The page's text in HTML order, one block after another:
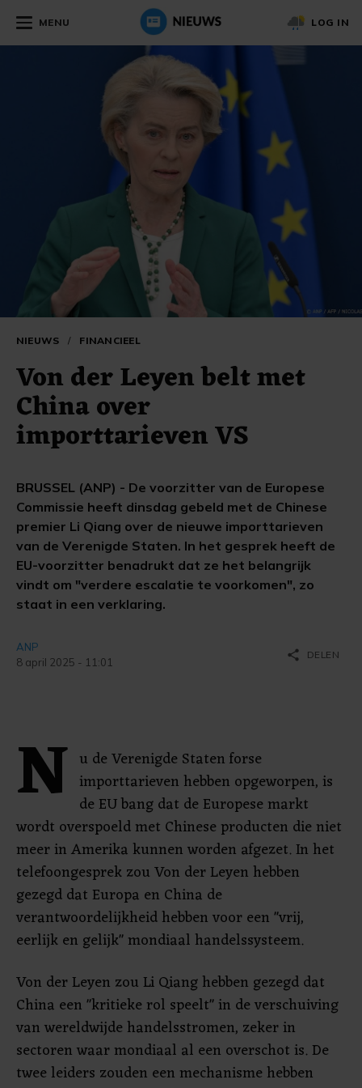
MENU LOG IN
NIEUWS / FINANCIEEL
Von der Leyen belt met
China over
importtarieven VS
BRUSSEL (ANP) - De voorzitter van de Europese
Commissie heeft dinsdag gebeld met de Chinese
premier Li Qiang over de nieuwe importtarieven
van de Verenigde Staten. In het gesprek heeft de
EU-voorzitter benadrukt dat ze het belangrijk
vindt om "verdere escalatie te voorkomen", zo
staat in een verklaring.
ANP
8 april 2025 - 11:01
share DELEN
N u de Verenigde Staten forse
importtarieven hebben opgeworpen, is
de EU bang dat de Europese markt
wordt overspoeld met Chinese producten die niet
meer in Amerika kunnen worden afgezet. In het
telefoongesprek zou Von der Leyen hebben
gezegd dat Europa en China de
verantwoordelijkheid hebben voor een "vrij,
eerlijk en gelijk" mondiaal handelssysteem.
Von der Leyen zou Li Qiang hebben gezegd dat
China een "kritieke rol speelt" in de verschuiving
van wereldwijde handelsstromen, zeker in
sectoren waar mondiaal al een overschot is. De
twee leiders zouden een mechanisme hebben